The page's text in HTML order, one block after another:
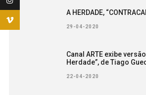
A HERDADE,
29-04-2020
Canal ARTE exibe
Herdade”, de Tiago
22-04-2020